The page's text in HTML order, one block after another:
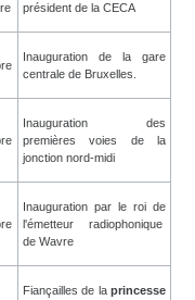
président de la CECA
Inauguration de la gare
centrale de Bruxelles.
Inauguration des
premières voies de la
jonction nord-midi
Inauguration par le roi de
l'émetteur radiophonique
de Wavre
Fiançailles de la princesse